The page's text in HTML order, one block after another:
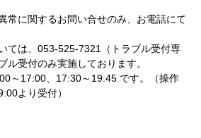
関連して生じた、お客様のあら
特別、付随的、間接的、派生的
や情報の損失、事業の中断、身
プライバシーの喪失、その他一
または非金銭的な損害を含みこ
ません）およびお客様が第三者
常に関するお問い合せのみ、お電話にて
ては、053-525-7321（トラブル受付専
ル受付のみ実施しております。
～17:00、17:30～19:45 です。（操作
より受付）